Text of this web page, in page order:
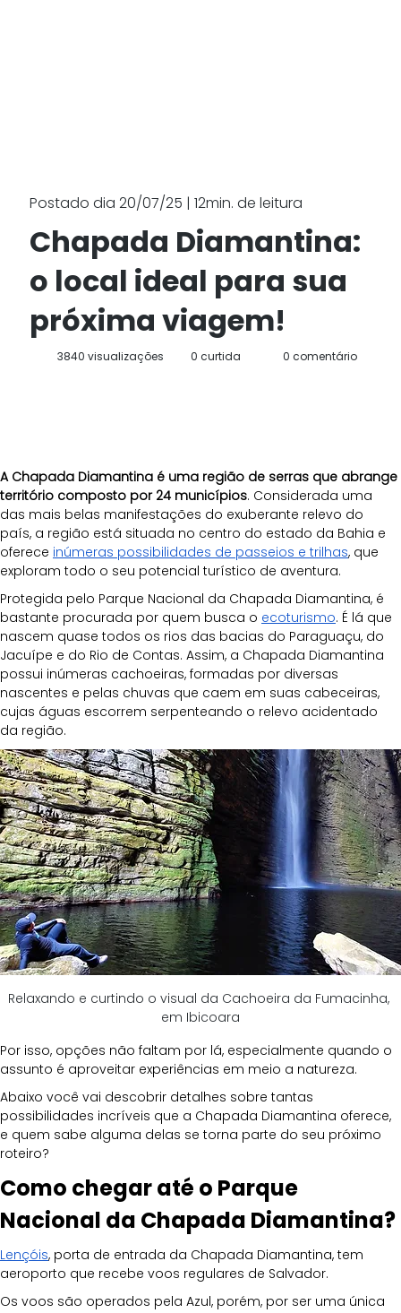
Postado dia 20/07/25 | 12min. de leitura
Chapada Diamantina:
o local ideal para sua
próxima viagem!
0 comentário
0 curtida
3840 visualizações
A Chapada Diamantina é uma região de serras que abrange
território composto por 24 municípios. Considerada uma
das mais belas manifestações do exuberante relevo do
país, a região está situada no centro do estado da Bahia e
oferece inúmeras possibilidades de passeios e trilhas, que
exploram todo o seu potencial turístico de aventura.
Protegida pelo Parque Nacional da Chapada Diamantina, é
bastante procurada por quem busca o ecoturismo. É lá que
nascem quase todos os rios das bacias do Paraguaçu, do
Jacuípe e do Rio de Contas. Assim, a Chapada Diamantina
possui inúmeras cachoeiras, formadas por diversas
nascentes e pelas chuvas que caem em suas cabeceiras,
cujas águas escorrem serpenteando o relevo acidentado
da região.
Relaxando e curtindo o visual da Cachoeira da Fumacinha,
em Ibicoara
Por isso, opções não faltam por lá, especialmente quando o
assunto é aproveitar experiências em meio a natureza.
Abaixo você vai descobrir detalhes sobre tantas
possibilidades incríveis que a Chapada Diamantina oferece,
e quem sabe alguma delas se torna parte do seu próximo
roteiro?
Como chegar até o Parque
Nacional da Chapada Diamantina?
Lençóis, porta de entrada da Chapada Diamantina, tem
aeroporto que recebe voos regulares de Salvador.
Os voos são operados pela Azul, porém, por ser uma única